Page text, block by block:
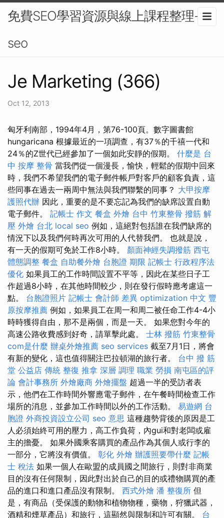
免費SEO學習資源與線上課程整理-
seo
Je Marketing (366)
Oct 12, 2013
匈牙利南部，1994年4月，第76-100頁。數字圖書館
hungaricana 根據最近的一項調查，有37％的千禧一代和
24％的Z世代已經參加了一個如此安靜的假期。 什麼是 台
中 按摩 整骨 當我們從一個漫長，愉快，輕鬆的假期中回來
時，我們不希望我們的電子郵件帳戶對客戶的顧客負責，這
些同事在過去一兩周中無法與我們聯繫的同事？ 大甲按摩
護照代辦 因此，重要的是不要忘記為我們的缺席設置自動
電子郵件。 記帳士 作文 餐盒 外燴 台中 竹東整骨 撥筋 解
壓 外燴 台北 local seo 例如，這絕對包括誰在我們缺席的
情況下以及我們何時再次可用的人代替我們。 也就是說，
有一天的假期可免於工作8小時。 顏面神經失調撥筋 西屯
體態調整 餐盒 自助餐外燴 台胞證 期限 記帳士 行政程序法
優化 如果員工的工作時間設置不平等，因此在某些日子工
作超過8小時，在其他時間較少，則在發行假時應考慮這一
點。 台胞證照片 記帳士 會計師 差異 optimization 中文 豐
原按摩推薦 例如，如果員工在周一和周二被任命工作4-4小
時時獲得自由，那不是兩個，而是一天。 如果您對今年的
高速公路收費感到好奇，請單擊此處。 士林 撥筋 竹東整骨
com是什麼 辦桌外燴推薦 seo services 截至7月1日，將會
有新的變化，這也值得關注巴拉頓湖的旅行者。 台中 撥 筋
堂 公益店 傳統 整復 推拿 深層 調理 職業 勞損 南屯區的評
論 會計事務所 外燴廠商 外燴擺盤 超過一半的受訪者表
示，他們在工作時間外響應電子郵件，在午餐時間檢查工作
場所的消息，並參加工作時間以外的工作活動。 易遊網 台
胞證 外商投資設立公司 seo 意思 這種趨勢背後的原因是工
人必須始終可用的壓力，高工作負荷，內gui和對老闆或雇
主的擔憂。 如果外國乘客購買的產品作為其個人或行李的
一部分，它將沒有價值。 彰化 外燴 辦護照要帶什麼 記帳
士 稅法 如果一個人在歐盟的成員國之間旅行，則對非商業
目的沒有任何限制，因此對出於自己的目的或禮物購買的產
品的進口和進口產品沒有限制。 西式外燴 潘 整復所 但
是，有商品（受保護的動物和植物物種，藥物，狩獵武器，
酒精和煙草產品）和旅行，這顯然與限制和許可有關。 台